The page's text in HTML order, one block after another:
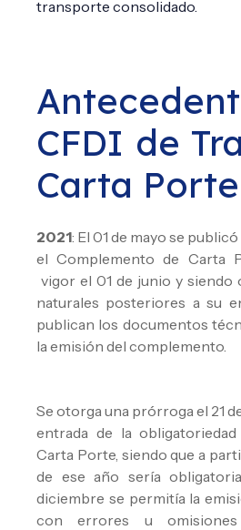
transporte consolidado.
CFDI de
Carta Porte
2021: El 01 de mayo se
el Complemento de Carta
vigor el 01 de junio y siendo
naturales posteriores a su
publican los documentos
la emisión del complemento.
Se otorga una prórroga el 21
entrada de la
Carta Porte, siendo que a
de ese año sería
diciembre se permitía la
con errores u